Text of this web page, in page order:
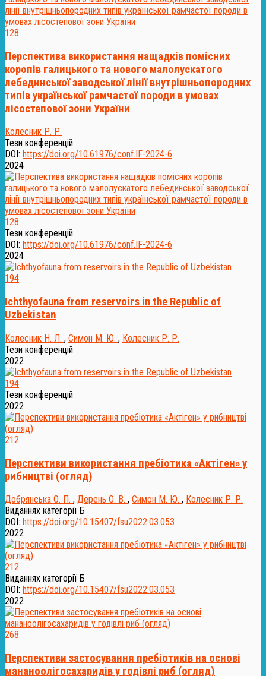
128
Перспектива використання нащадків помісних
коропів галицького та нового малолускатого
лебединської заводської лінії внутрішньопородних
типів української рамчастої породи в умовах
лісостепової зони України
Колесник Р. Р.
Тези конференцій
DOI: https://doi.org/10.61976/conf.IF-2024-6
2024
128
Тези конференцій
DOI: https://doi.org/10.61976/conf.IF-2024-6
2024
194
Ichthyofauna from reservoirs in the Republic of
Uzbekistan
Колесник Н. Л. , Симон М. Ю. , Колесник Р. Р.
Тези конференцій
2022
194
Тези конференцій
2022
212
Перспективи використання пребіотика «Актіген» у
рибництві (огляд)
Добрянська О. П. , Дерень О. В. , Симон М. Ю. , Колесник Р. Р.
Виданнях категорії Б
DOI: https://doi.org/10.15407/fsu2022.03.053
2022
212
Виданнях категорії Б
DOI: https://doi.org/10.15407/fsu2022.03.053
2022
268
Перспективи застосування пребіотиків на основі
мананоолігосахаридів у годівлі риб (огляд)